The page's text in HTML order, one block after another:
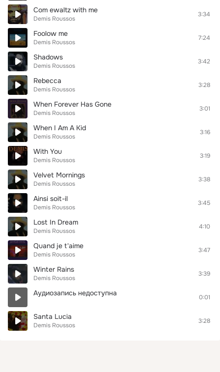
Com ewaltz with me
Demis Roussos
3:34
Foolow me
Demis Roussos
7:24
Shadows
Demis Roussos
3:42
Rebecca
Demis Roussos
3:28
When Forever Has Gone
Demis Roussos
3:01
When I Am A Kid
Demis Roussos
3:16
With You
Demis Roussos
3:19
Velvet Mornings
Demis Roussos
3:38
Ainsi soit-il
Demis Roussos
3:45
Lost In Dream
Demis Roussos
4:10
Quand je t'aime
Demis Roussos
3:47
Winter Rains
Demis Roussos
3:39
Аудиозапись недоступна 0:01
Santa Lucia
Demis Roussos
3:28